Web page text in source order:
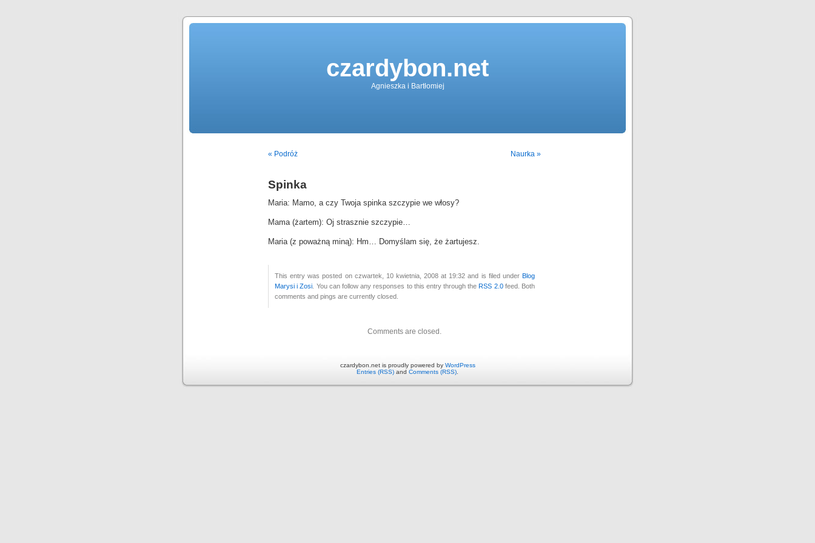
czardybon.net
Agnieszka i Bartłomiej
« Podróż Naurka »
Spinka
Maria: Mamo, a czy Twoja spinka szczypie we włosy?
Mama (żartem): Oj strasznie szczypie…
Maria (z poważną miną): Hm… Domyślam się, że żartujesz.
This entry was posted on czwartek, 10 kwietnia, 2008 at 19:32 and is filed under Blog
Marysi i Zosi . You can follow any responses to this entry through theRSS 2.0feed. Both
comments and pings are currently closed.
Comments are closed.
czardybon.net is proudly powered by WordPress
Entries (RSS) and Comments (RSS)